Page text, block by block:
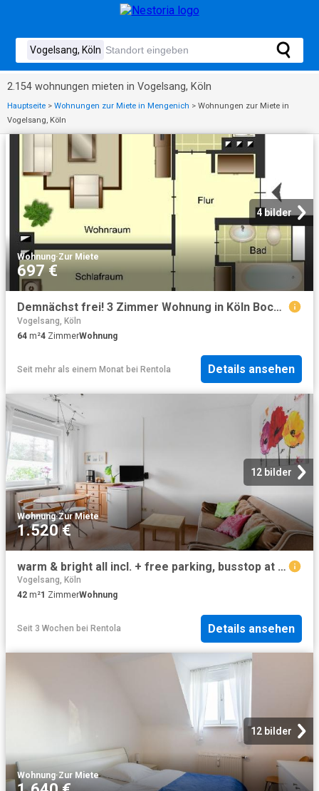
2.154 wohnungen mieten in Vogelsang, Köln
Hauptseite > Wohnungen zur Miete in Mengenich > Wohnungen zur Miete in
Vogelsang, Köln
4 bilder
Wohnung·Zur Miete
697 €
Demnächst frei! 3 Zimmer Wohnung in Köln Bocklemünd Mengenich
Vogelsang, Köln
64 m²4 ZimmerWohnung
Seit mehr als einem Monat bei Rentola Details ansehen
12 bilder
Wohnung·Zur Miete
1.520 €
warm & bright all incl. + free parking, busstop at our doorstep, Koln Amsterdam Apartments for Rent
Vogelsang, Köln
42 m²1 ZimmerWohnung
Seit 3 Wochen bei Rentola Details ansehen
12 bilder
Wohnung·Zur Miete